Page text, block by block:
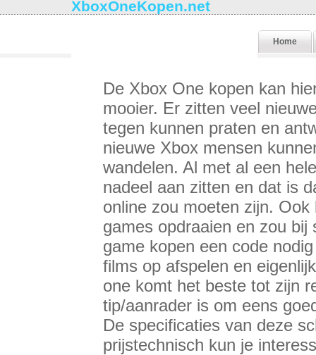
XboxOneKopen.net
Home
De Xbox One kopen kan
mooier. Er zitten veel
tegen kunnen praten en
nieuwe Xbox mensen
wandelen. Al met al een
nadeel aan zitten en dat is
online zou moeten zijn.
games opdraaien en zou
game kopen een code
films op afspelen en
one komt het beste tot zijn
tip/aanrader is om eens
De specificaties van deze
prijstechnisch kun je